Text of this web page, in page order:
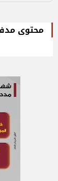
محتوى